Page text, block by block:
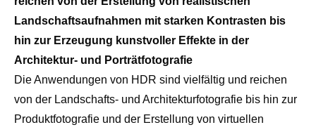
Landschaftsaufnahmen mit starken Kontrasten bis
hin zur Erzeugung kunstvoller Effekte in der
Architektur- und Porträtfotografie
Die Anwendungen von HDR sind vielfältig und reichen
von der Landschafts- und Architekturfotografie bis hin zur
Produktfotografie und der Erstellung von virtuellen